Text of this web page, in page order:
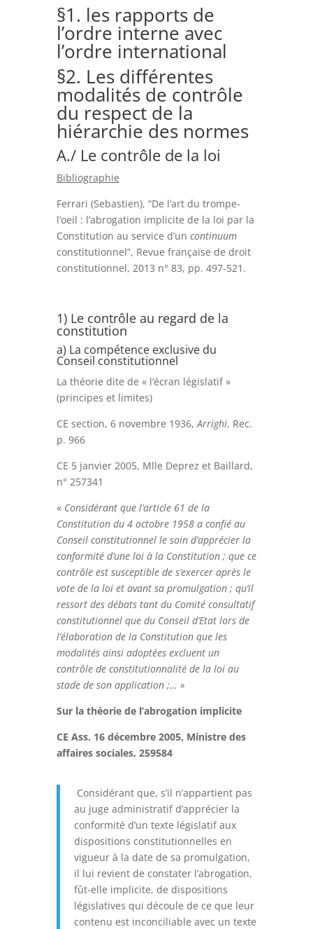
§1. les rapports de
l’ordre interne avec
l’ordre international
§2. Les différentes
modalités de contrôle
du respect de la
hiérarchie des normes
A./ Le contrôle de la loi
Bibliographie
Ferrari (Sebastien), “De l’art du trompe-
l’oeil : l’abrogation implicite de la loi par la
Constitution au service d’un continuum
constitutionnel”, Revue française de droit
constitutionnel, 2013 n° 83, pp. 497-521.
1) Le contrôle au regard de la
constitution
a) La compétence exclusive du
Conseil constitutionnel
La théorie dite de « l’écran législatif »
(principes et limites)
CE section, 6 novembre 1936,Arrighi, Rec.
p. 966
CE 5 janvier 2005, Mlle Deprez et Baillard,
n° 257341
« Considérant que l’article 61 de la
Constitution du 4 octobre 1958 a confié au
Conseil constitutionnel le soin d’apprécier la
conformité d’une loi à la Constitution ; que ce
contrôle est susceptible de s’exercer après le
vote de la loi et avant sa promulgation ; qu’il
ressort des débats tant du Comité consultatif
constitutionnel que du Conseil d’Etat lors de
l’élaboration de la Constitution que les
modalités ainsi adoptées excluent un
contrôle de constitutionnalité de la loi au
stade de son application ;… »
Sur la théorie de l’abrogation implicite
CE Ass. 16 décembre 2005, Ministre des
affaires sociales, 259584
Considérant que, s’il n’appartient pas
au juge administratif d’apprécier la
conformité d’un texte législatif aux
dispositions constitutionnelles en
vigueur à la date de sa promulgation,
il lui revient de constater l’abrogation,
fût-elle implicite, de dispositions
législatives qui découle de ce que leur
contenu est inconciliable avec un texte